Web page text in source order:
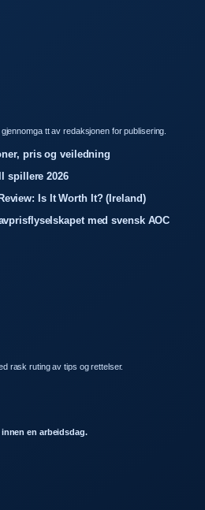
tt av redaksjonen for publisering.
pris og veiledning
spillere 2026
Is It Worth It? (Ireland)
med svensk AOC
rask ruting av tips og rettelser.
en arbeidsdag.